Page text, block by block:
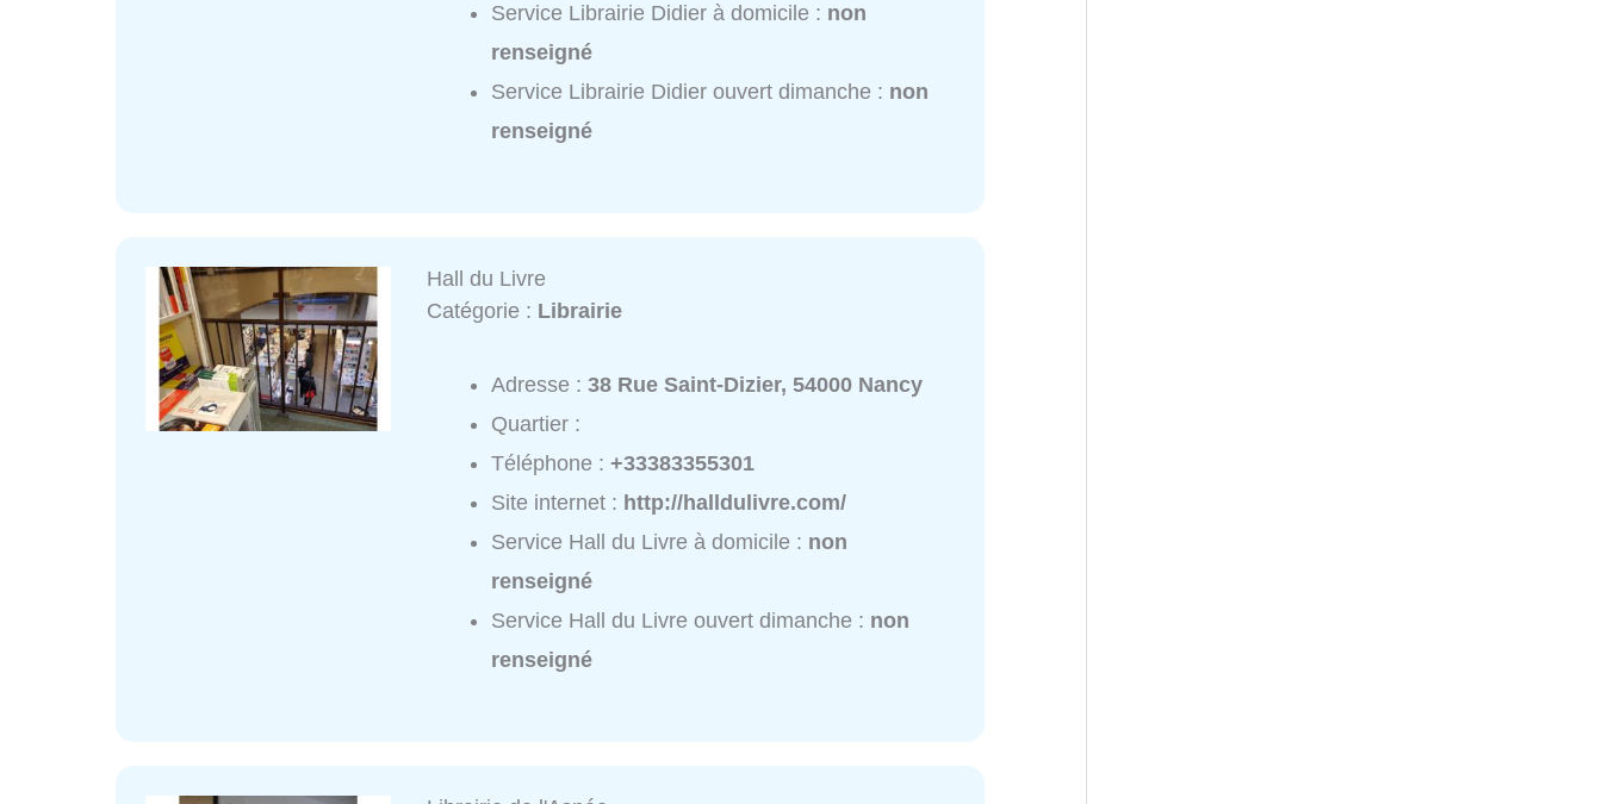
Service Librairie Didier à domicile : non
renseigné
Service Librairie Didier ouvert dimanche : non
renseigné
Hall du Livre
Catégorie : Librairie
Adresse :38 Rue Saint-Dizier, 54000 Nancy
Quartier :
Téléphone :+33383355301
Site internet : http://halldulivre.com/
Service Hall du Livre à domicile : non
renseigné
Service Hall du Livre ouvert dimanche : non
renseigné